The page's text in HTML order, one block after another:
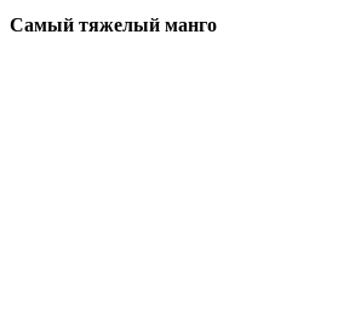
Самый тяжелый манго